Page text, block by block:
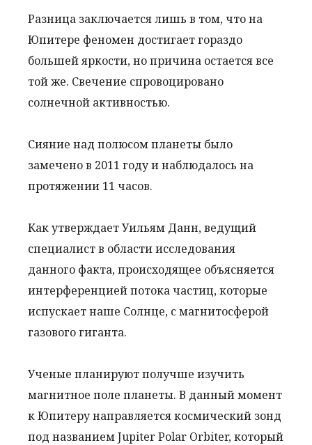
Разница заключается лишь в том, что на
Юпитере феномен достигает гораздо
большей яркости, но причина остается все
той же. Свечение спровоцировано
солнечной активностью.
Сияние над полюсом планеты было
замечено в 2011 году и наблюдалось на
протяжении 11 часов.
Как утверждает Уильям Данн, ведущий
специалист в области исследования
данного факта, происходящее объясняется
интерференцией потока частиц, которые
испускает наше Солнце, с магнитосферой
газового гиганта.
Ученые планируют получше изучить
магнитное поле планеты. В данный момент
к Юпитеру направляется космический зонд
под названием Jupiter Polar Orbiter, который